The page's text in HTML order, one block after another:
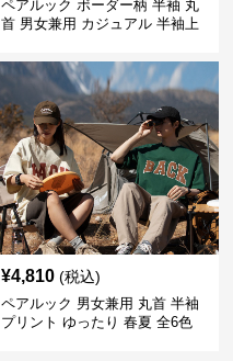
ペアルック ボーダー柄 半袖 丸
首 男女兼用 カジュアル 半袖上
¥4,810 (税込)
ペアルック 男女兼用 丸首 半袖
プリント ゆったり 春夏 全6色